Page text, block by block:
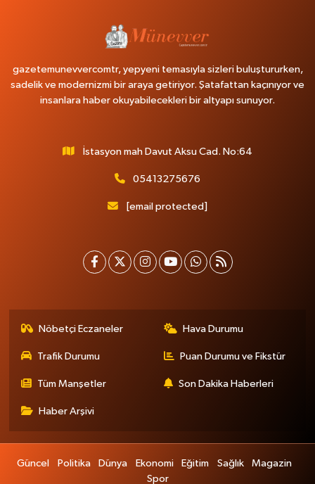
gazetemunevvercomtr, yepyeni temasıyla sizleri buluştururken,
sadelik ve modernizmi bir araya getiriyor. Şatafattan kaçınıyor ve
insanlara haber okuyabilecekleri bir altyapı sunuyor.
İstasyon mah Davut Aksu Cad. No:64
05413275676
[email protected]
Nöbetçi Eczaneler Hava Durumu
Trafik Durumu Puan Durumu ve Fikstür
Tüm Manşetler Son Dakika Haberleri
Haber Arşivi
Güncel Politika Dünya Ekonomi Eğitim Sağlık
Magazin
Spor